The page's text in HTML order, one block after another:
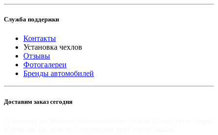
Служба поддержки
Контакты
Установка чехлов
Отзывы
Фотогалереи
Бренды автомобилей
Доставим заказ сегодня